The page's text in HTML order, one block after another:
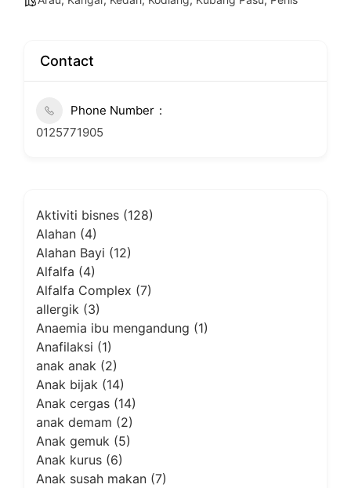
Contact
Phone Number
0125771905
Aktiviti bisnes (128)
Alahan (4)
Alahan Bayi (12)
Alfalfa (4)
Alfalfa Complex (7)
allergik (3)
Anaemia ibu mengandung (1)
Anafilaksi (1)
anak anak (2)
Anak bijak (14)
Anak cergas (14)
anak demam (2)
Anak gemuk (5)
Anak kurus (6)
Anak susah makan (7)